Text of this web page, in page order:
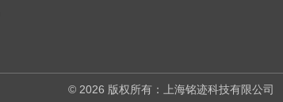
© 2026 版权所有：上海铭迹科技有限公司